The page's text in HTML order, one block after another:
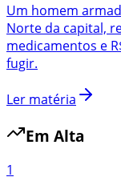
Um homem
Norte da capital,
medicamentos e
fugir.
Ler matéria
Em Alta
1